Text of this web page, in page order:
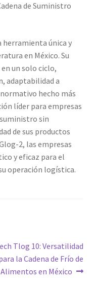
de Suministro
herramienta única y
en México. Su
un solo ciclo,
adaptabilidad a
hecho más
líder para empresas
sin
de sus productos
2, las empresas
y eficaz para el
operación logística.
Tlog 10: Versatilidad
la Cadena de Frío de
Alimentos en México